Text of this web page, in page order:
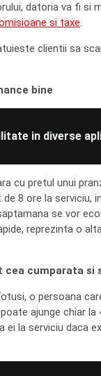
datoria va fi si
si taxe.
clientii sa
bine
in diverse
cu pretul unui
8 ore la serviciu,
se vor
reprezinta o
cea cumparata si
o persoana
ajunge chiar la
la serviciu daca